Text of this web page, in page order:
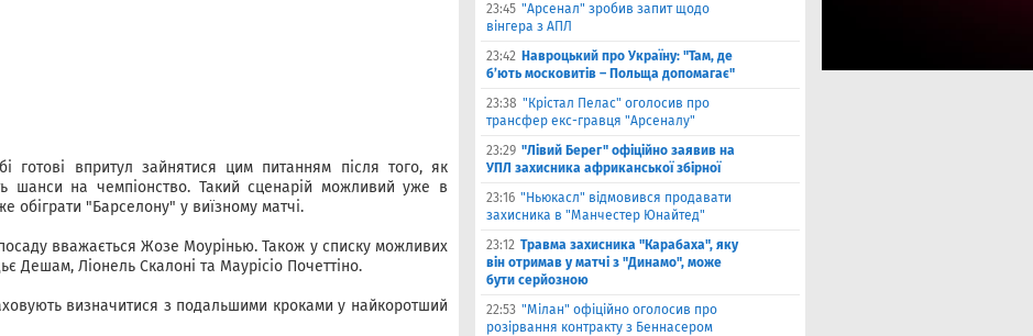
готові впритул зайнятися цим питанням після того, як
шанси на чемпіонство. Такий сценарій можливий уже в
обіграти "Барселону" у виїзному матчі.
вважається Жозе Моурінью. Також у списку можливих
Дешам, Ліонель Скалоні та Маурісіо Почеттіно.
визначитися з подальшими кроками у найкоротший
23:45 "Арсенал" зробив запит щодо
вінгера з АПЛ
23:42 Навроцький про Україну: "Там, де
б’ють московитів – Польща допомагає"
23:38 "Крістал Пелас" оголосив про
трансфер екс-гравця "Арсеналу"
23:29 "Лівий Берег" офіційно заявив на
УПЛ захисника африканської збірної
23:16 "Ньюкасл" відмовився продавати
захисника в "Манчестер Юнайтед"
23:12 Травма захисника "Карабаха", яку
він отримав у матчі з "Динамо", може
бути серйозною
22:53 "Мілан" офіційно оголосив про
розірвання контракту з Беннасером